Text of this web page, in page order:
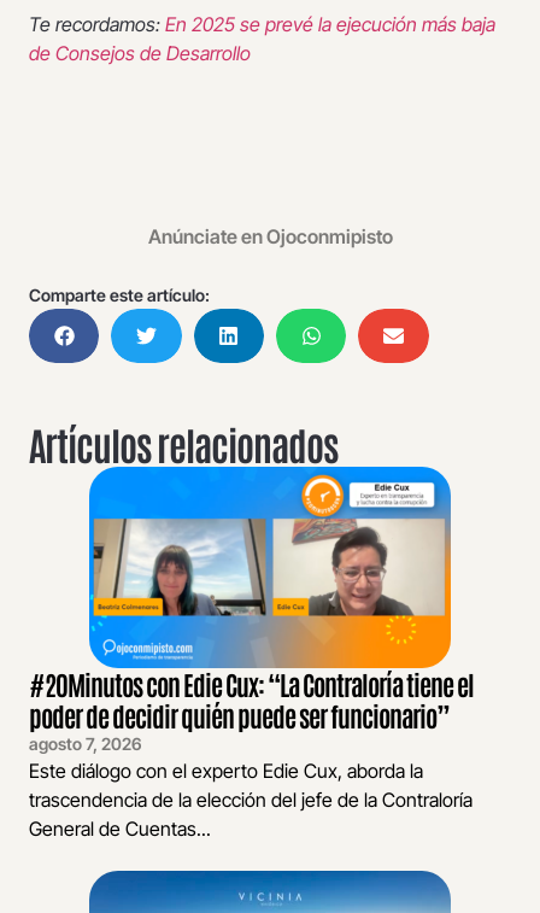
Te recordamos: En 2025 se prevé la ejecución más baja
de Consejos de Desarrollo
Anúnciate en Ojoconmipisto
Comparte este artículo:
Artículos relacionados
#20Minutos con Edie Cux: “La Contraloría tiene el
poder de decidir quién puede ser funcionario”
agosto 7, 2026
Este diálogo con el experto Edie Cux, aborda la
trascendencia de la elección del jefe de la Contraloría
General de Cuentas...